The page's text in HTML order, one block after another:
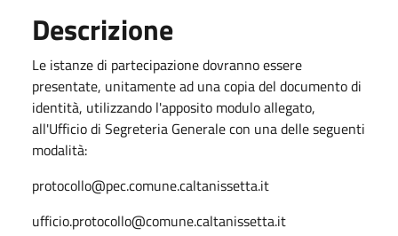
Descrizione
Le istanze di partecipazione dovranno essere
presentate, unitamente ad una copia del documento di
identità, utilizzando l'apposito modulo allegato,
all'Ufficio di Segreteria Generale con una delle seguenti
modalità:
protocollo@pec.comune.caltanissetta.it
ufficio.protocollo@comune.caltanissetta.it